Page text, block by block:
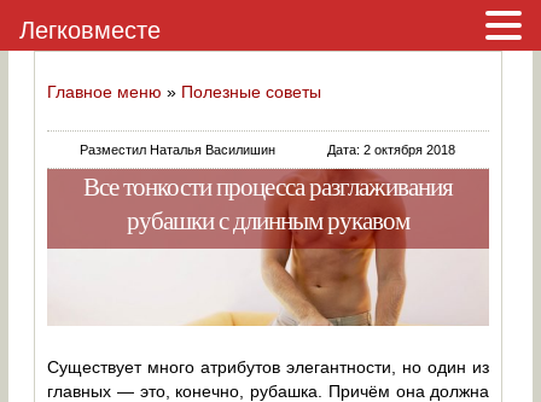
Главное меню » Полезные советы
Разместил Наталья Василишин Дата: 2 октября 2018
Все тонкости процесса разглаживания
рубашки с длинным рукавом
Существует много атрибутов элегантности, но один из
главных — это, конечно, рубашка. Причём она должна
Легковместе